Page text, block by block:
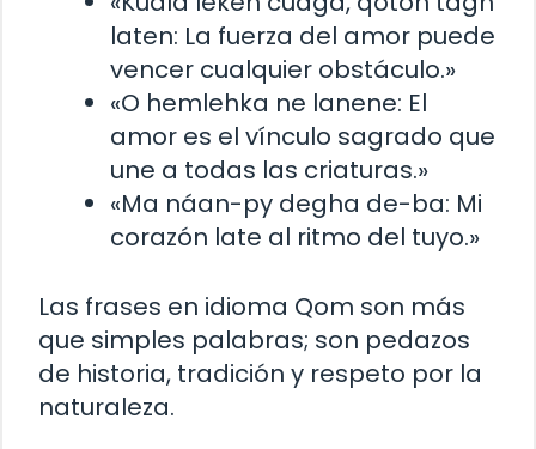
laten: La fuerza del amor puede
vencer cualquier obstáculo.»
«O hemlehka ne lanene: El
amor es el vínculo sagrado que
une a todas las criaturas.»
«Ma náan-py degha de-ba: Mi
corazón late al ritmo del tuyo.»
Las frases en idioma Qom son más
que simples palabras; son pedazos
de historia, tradición y respeto por la
naturaleza.